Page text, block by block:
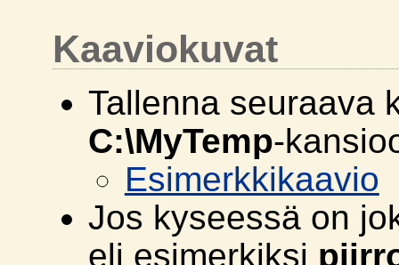
Kaaviokuvat
Tallenna seuraava
C:\MyTemp-
Esimerkkikaavio
Jos kyseessä on
eli esimerkiksi